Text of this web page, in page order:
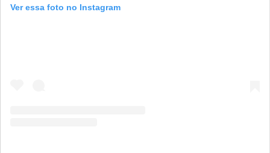
Ver essa foto no Instagram